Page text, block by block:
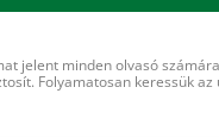
jelent minden olvasó
Folyamatosan keressük